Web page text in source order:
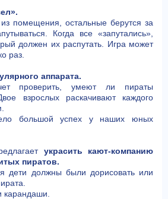
помещения, остальные берутся за
Когда все «запутались»,
должен их распутать. Игра может
раз.
аппарата.
проверить, умеют ли пираты
взрослых раскачивают каждого
большой успех у наших юных
украсить кают-компанию
пиратов.
дети должны были дорисовать или
карандаши.